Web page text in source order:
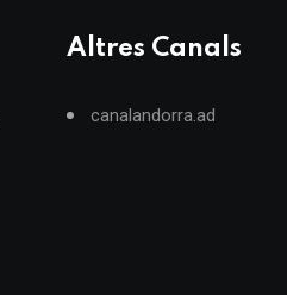
Altres Canals
canalandorra.ad